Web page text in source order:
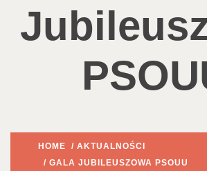
HOME / AKTUALNOŚCI
/ GALA JUBILEUSZOWA PSOUU